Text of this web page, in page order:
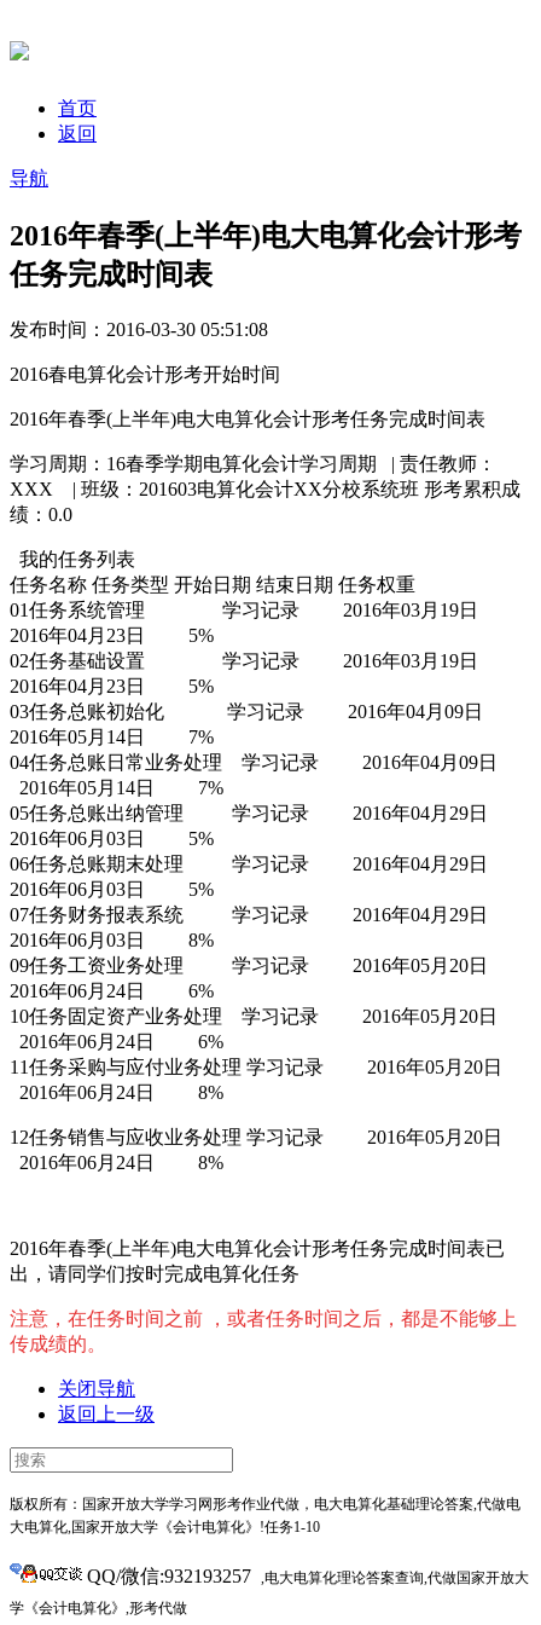
首页
返回
导航
2016年春季(上半年)电大电算化会计形考
任务完成时间表
发布时间：2016-03-30 05:51:08
2016春电算化会计形考开始时间
2016年春季(上半年)电大电算化会计形考任务完成时间表
学习周期：16春季学期电算化会计学习周期 | 责任教师：
XXX | 班级：201603电算化会计XX分校系统班 形考累积成
绩：0.0
我的任务列表
任务名称 任务类型 开始日期 结束日期 任务权重
01任务系统管理 学习记录 2016年03月19日
2016年04月23日
5%
02任务基础设置 学习记录
2016年03月19日
2016年04月23日
5%
03任务总账初始化 学习记录
2016年04月09日
2016年05月14日
7%
04任务总账日常业务处理 学习记录
2016年04月09日
2016年05月14日
7%
05任务总账出纳管理 学习记录
2016年04月29日
2016年06月03日
5%
06任务总账期末处理 学习记录
2016年04月29日
2016年06月03日
5%
07任务财务报表系统 学习记录
2016年04月29日
2016年06月03日
8%
09任务工资业务处理 学习记录
2016年05月20日
2016年06月24日
6%
10任务固定资产业务处理 学习记录
2016年05月20日
2016年06月24日
6%
11任务采购与应付业务处理 学习记录
2016年05月20日
2016年06月24日
8%
12任务销售与应收业务处理 学习记录
2016年05月20日
2016年06月24日
8%
2016年春季(上半年)电大电算化会计形考任务完成时间表已
出，请同学们按时完成电算化任务
注意，在任务时间之前 ，或者任务时间之后，都是不能够上
传成绩的。
关闭导航
返回上一级
版权所有：国家开放大学学习网形考作业代做，电大电算化基础理论答案,代做电
大电算化, 国家开放大学《会计电算化》 !任务1-10
QQ/微信:932193257
,电大电算化理论答案查询,代做国家开放大
学《会计电算化》,形考代做